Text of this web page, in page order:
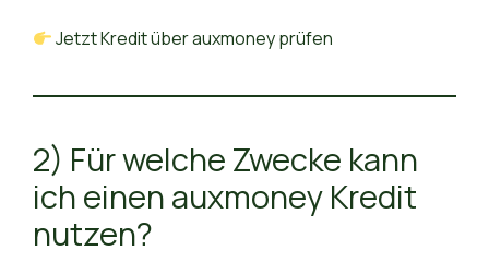
Jetzt Kredit über auxmoney prüfen
2) Für welche Zwecke kann
ich einen auxmoney Kredit
nutzen?